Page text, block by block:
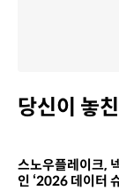
당신이 놓
스노우플레이크,
인 ‘2026 데이터